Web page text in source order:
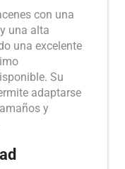
con una
una alta
una excelente
Su
adaptarse
y